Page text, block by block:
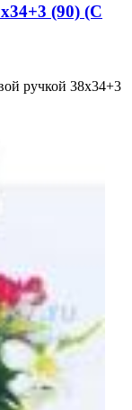
(90) (С
ручкой 38х34+3